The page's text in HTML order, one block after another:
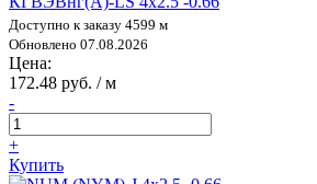
Доступно к заказу 4599 м
Обновлено 07.08.2026
Цена:
172.48 руб. / м
-
+
Купить